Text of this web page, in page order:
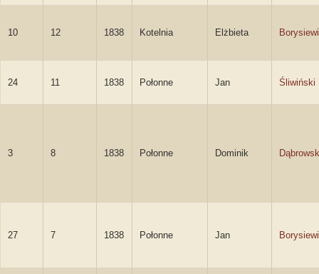
10 12 1838 Kotelnia Elżbieta
24 11 1838 Połonne Jan Śliwiński
3 8 1838 Połonne Dominik
27 7 1838 Połonne Jan